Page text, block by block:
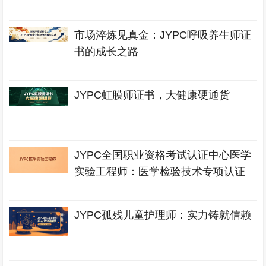
市场淬炼见真金：JYPC呼吸养生师证
书的成长之路
JYPC虹膜师证书，大健康硬通货
JYPC全国职业资格考试认证中心医学
实验工程师：医学检验技术专项认证
JYPC孤残儿童护理师：实力铸就信赖